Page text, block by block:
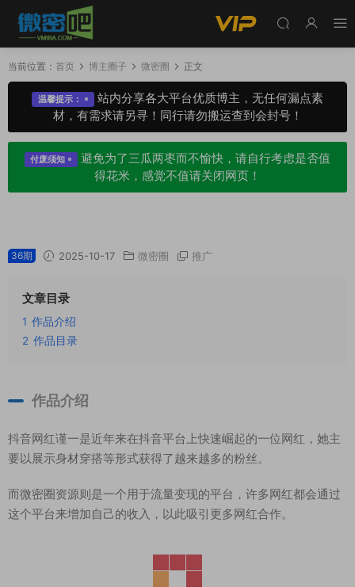
当前位置： 首页 博主圈子 微密圈 正文
温馨提示：
站内分享各大平台优质博主，无任何漏点素
材，有需求请另寻！同行请勿搬运查到会封号！
付废须知
避免为了三瓜两枣而不愉快，请自行考虑是否值
得花米，感觉不值请关闭网页！
36期 2025-10-17 微密圈 推广
文章目录
1 作品介绍
2 作品目录
作品介绍
抖音网红谨一是近年来在抖音平台上快速崛起的一位网红，她主
要以展示身材穿搭等形式获得了越来越多的粉丝。
而微密圈资源则是一个用于流量变现的平台，许多网红都会通过
这个平台来增加自己的收入，以此吸引更多网红合作。